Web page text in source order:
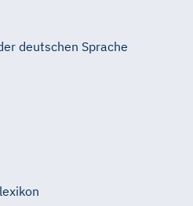
deutschen Sprache